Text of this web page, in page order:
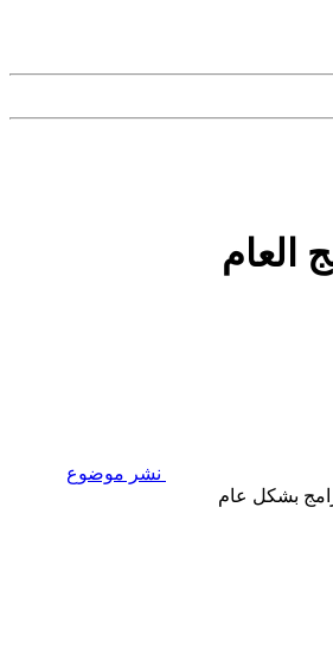
العام
نشر موضوع
بشكل عام